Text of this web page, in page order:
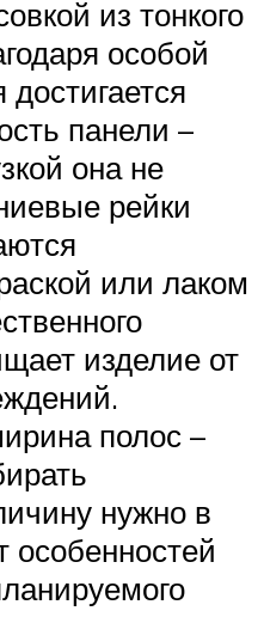
из тонкого
особой
панели –
она не
рейки
или лаком
изделие от
полос –
нужно в
особенностей